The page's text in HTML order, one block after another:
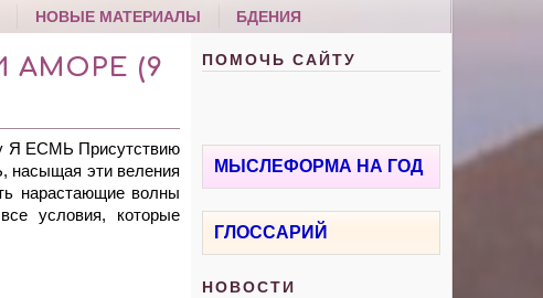
НОВЫЕ МАТЕРИАЛЫ БДЕНИЯ
АМОРЕ (9
Я ЕСМЬ Присутствию
насыщая эти веления
нарастающие волны
условия, которые
ПОМОЧЬ САЙТУ
МЫСЛЕФОРМА НА ГОД
ГЛОССАРИЙ
НОВОСТИ